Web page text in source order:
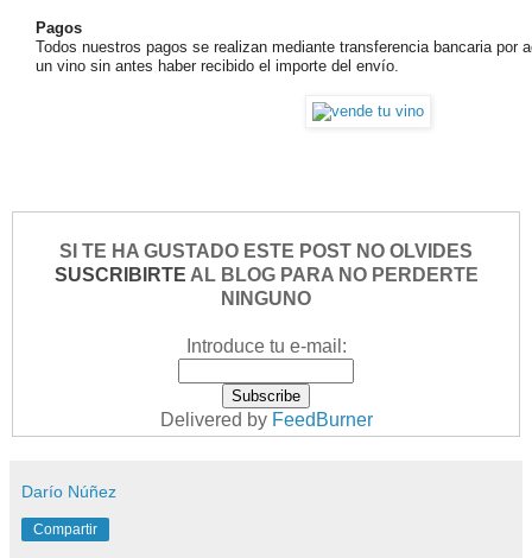
Pagos
Todos nuestros pagos se realizan mediante transferencia bancaria por
un vino sin antes haber recibido el importe del envío.
SI TE HA GUSTADO ESTE POST NO OLVIDES
SUSCRIBIRTE AL BLOG PARA NO PERDERTE
NINGUNO
Introduce tu e-mail:
Delivered by FeedBurner
Darío Núñez
Compartir